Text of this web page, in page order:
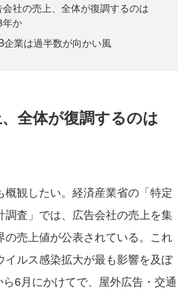
会社の売上、全体が復調するのは
か
企業は過半数が向かい風
全体が復調するのは
観したい。経済産業省の「特定
調査」では、広告会社の売上を集
の売上値が公表されている。これ
イルス感染拡大が最も影響を及ぼ
6月にかけてで、屋外広告・交通